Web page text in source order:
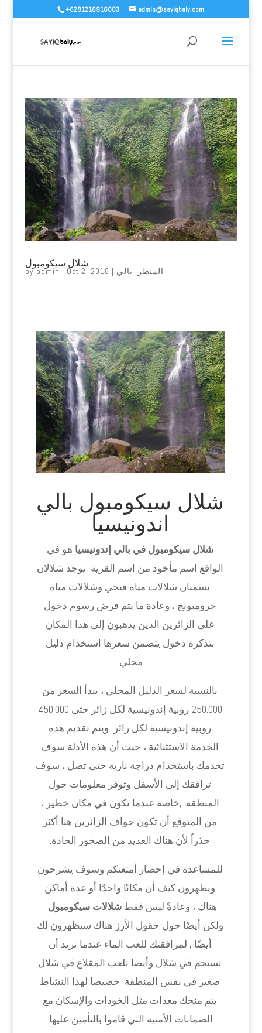
+6281216916003 admin@sayiqbaly.com
شلال سيكومبول
byadmin | Oct 2, 2018 | المنظر , بالي
شلال سيكومبول بالي
اندونيسيا
شلال سيكومبول في بالي إندونيسيا هو في
الواقع اسم مأخوذ من اسم القرية ,يوجد شلالان
يسمىان شلالات مياه فيجي وشلالات مياه
جرومبونج ، وعادة ما يتم فرض رسوم دخول
على الزائرين الذين يذهبون إلى هذا المكان
بتذكرة دخول يتضمن سعرها استخدام دليل
محلي.
بالنسبة لسعر الدليل المحلي ، يبدأ السعر من
250.000 روبية إندونيسية لكل زائر حتى 450.000
روبية إندونيسية لكل زائر, ويتم تقديم هذه
الخدمة الاستثنائية ، حيث أن هذه الأدلة سوف
تخدمك باستخدام دراجة نارية حتى تصل ، سوف
ترافقك إلى الأسفل وتوفر معلومات حول
المنطقة. ,خاصة عندما تكون في مكان خطير ،
من المتوقع أن تكون حواف الزائرين هنا أكثر
حذراً لأن هناك العديد من الصخور الحادة.
للمساعدة في إحضار أمتعتكم وسوف يشرحون
ويظهرون كيف أن مكانًا واحدًا أو عدة أماكن
هناك ، وعادةً ليس فقطشلالات سيكومبول ,
ولكن أيضًا حول حقول الأرز هناك سيظهرون لك
أيضًا , لمرافقتك للعب الماء عندما تريد أن
تستحم في شلال وأيضا تلعب المقلاع في شلال
صغير في نفس المنطقة, خصيصا لهذا النشاط
يتم منحك معدات مثل الخوذات والإسكان مع
الضمانات الأمنية التي قاموا بالتأمين عليها.